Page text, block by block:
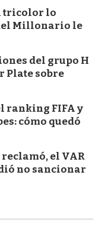
tricolor lo
Millonario le
del grupo H
Plate sobre
ranking FIFA y
cómo quedó
el VAR
no sancionar